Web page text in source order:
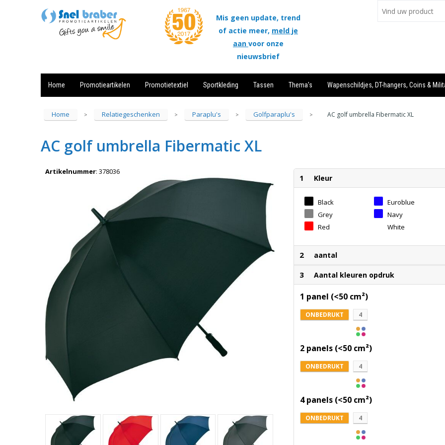
Mis geen update, trend
of actie meer, meld je
aan voor onze
nieuwsbrief
Home Promotieartikelen Promotietextiel Sportkleding Tassen Thema's Wapenschildjes, DT-hangers, Coins &
Home > Relatiegeschenken > Paraplu's > Golfparaplu's > AC golf umbrella Fibermatic XL
AC golf umbrella Fibermatic XL
Artikelnummer: 378036
1 Kleur
Black
Euroblue
Grey
Navy
Red
White
2 aantal
3 Aantal kleuren opdruk
1 panel (<50 cm²)
ONBEDRUKT 4
2 panels (<50 cm²)
ONBEDRUKT 4
4 panels (<50 cm²)
ONBEDRUKT 4